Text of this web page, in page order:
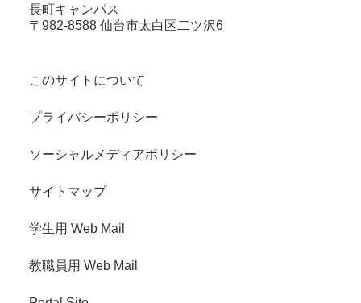
長町キャンパス
〒982-8588 仙台市太白区二ツ沢6
このサイトについて
プライバシーポリシー
ソーシャルメディアポリシー
サイトマップ
学生用 Web Mail
教職員用 Web Mail